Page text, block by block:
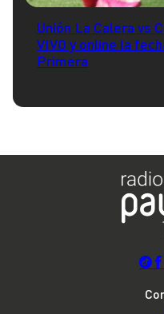
Unión La Calera vs
VIVO y online la
Primera